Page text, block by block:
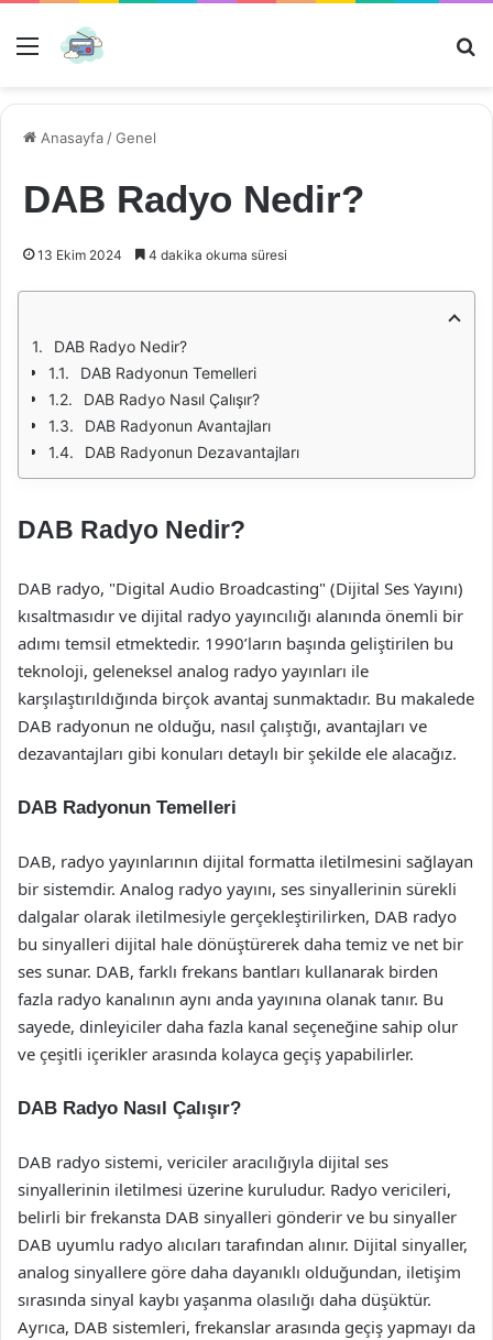
Menü
Anasayfa /Genel
DAB Radyo Nedir?
13 Ekim 2024 4 dakika okuma süresi
DAB Radyo Nedir?
DAB Radyonun Temelleri
DAB Radyo Nasıl Çalışır?
DAB Radyonun Avantajları
DAB Radyonun Dezavantajları
DAB Radyo Nedir?
DAB radyo, "Digital Audio Broadcasting" (Dijital Ses Yayını)
kısaltmasıdır ve dijital radyo yayıncılığı alanında önemli bir
adımı temsil etmektedir. 1990’ların başında geliştirilen bu
teknoloji, geleneksel analog radyo yayınları ile
karşılaştırıldığında birçok avantaj sunmaktadır. Bu makalede
DAB radyonun ne olduğu, nasıl çalıştığı, avantajları ve
dezavantajları gibi konuları detaylı bir şekilde ele alacağız.
DAB Radyonun Temelleri
DAB, radyo yayınlarının dijital formatta iletilmesini sağlayan
bir sistemdir. Analog radyo yayını, ses sinyallerinin sürekli
dalgalar olarak iletilmesiyle gerçekleştirilirken, DAB radyo
bu sinyalleri dijital hale dönüştürerek daha temiz ve net bir
ses sunar. DAB, farklı frekans bantları kullanarak birden
fazla radyo kanalının aynı anda yayınına olanak tanır. Bu
sayede, dinleyiciler daha fazla kanal seçeneğine sahip olur
ve çeşitli içerikler arasında kolayca geçiş yapabilirler.
DAB Radyo Nasıl Çalışır?
DAB radyo sistemi, vericiler aracılığıyla dijital ses
sinyallerinin iletilmesi üzerine kuruludur. Radyo vericileri,
belirli bir frekansta DAB sinyalleri gönderir ve bu sinyaller
DAB uyumlu radyo alıcıları tarafından alınır. Dijital sinyaller,
analog sinyallere göre daha dayanıklı olduğundan, iletişim
sırasında sinyal kaybı yaşanma olasılığı daha düşüktür.
Ayrıca, DAB sistemleri, frekanslar arasında geçiş yapmayı da